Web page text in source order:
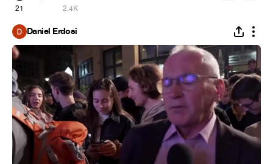
21 2.4K
Daniel Erdosi